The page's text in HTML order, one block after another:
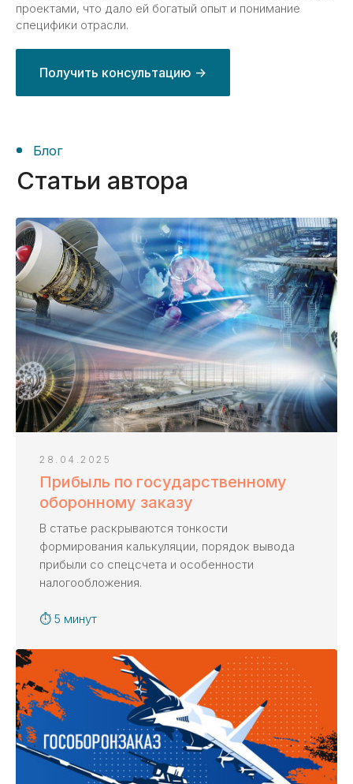
проектами, что дало ей богатый опыт и понимание
специфики отрасли.
Получить консультацию ->
28.04.2025
Прибыль по государственному
оборонному заказу
В статье раскрываются тонкости
формирования калькуляции, порядок вывода
прибыли со спецсчета и особенности
налогообложения.
⏱ 5 минут
Задать вопрос
Если остались вопросы,
на бесплатную
Расскажем последовательность действий
при работе с казначейским счетом
Согласуем перечень услуг
Сделаем бесплатный анализ контракта
на соответствие законодательству